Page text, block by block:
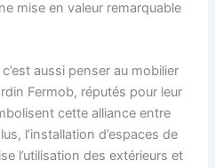
mise en valeur remarquable
aussi penser au mobilier
Fermob, réputés pour leur
cette alliance entre
l’installation d’espaces de
l’utilisation des extérieurs et